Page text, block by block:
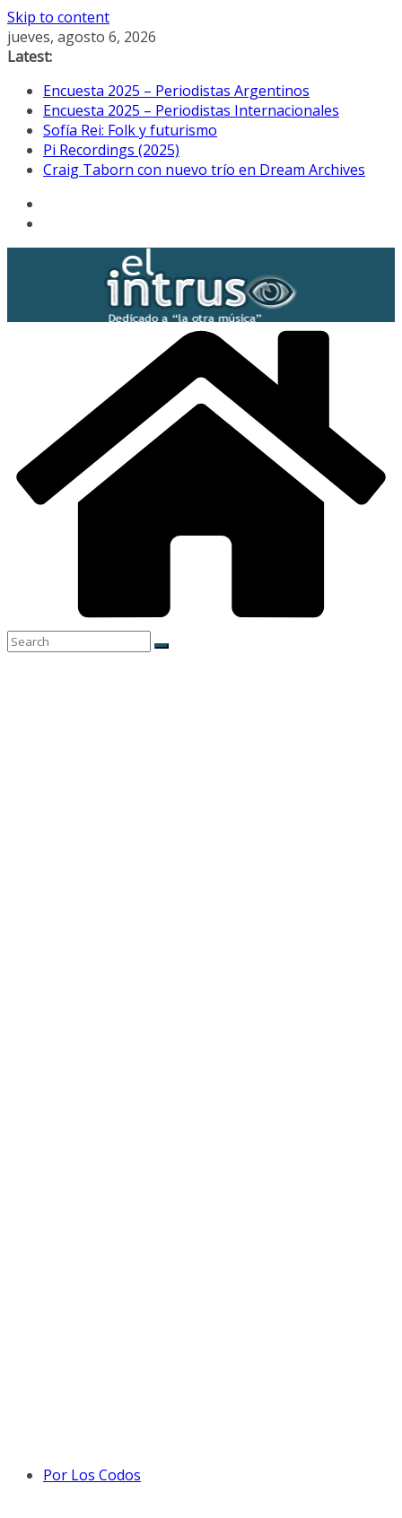
Skip to content
jueves, agosto 6, 2026
Latest:
Encuesta 2025 – Periodistas Argentinos
Encuesta 2025 – Periodistas Internacionales
Sofía Rei: Folk y futurismo
Pi Recordings (2025)
Craig Taborn con nuevo trío en Dream Archives
Por Los Codos